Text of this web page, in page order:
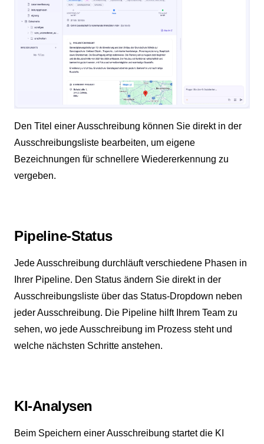
Den Titel einer Ausschreibung können Sie direkt in der
Ausschreibungsliste bearbeiten, um eigene
Bezeichnungen für schnellere Wiedererkennung zu
vergeben.
Pipeline-Status
Jede Ausschreibung durchläuft verschiedene Phasen in
Ihrer Pipeline. Den Status ändern Sie direkt in der
Ausschreibungsliste über das Status-Dropdown neben
jeder Ausschreibung. Die Pipeline hilft Ihrem Team zu
sehen, wo jede Ausschreibung im Prozess steht und
welche nächsten Schritte anstehen.
KI-Analysen
Beim Speichern einer Ausschreibung startet die KI